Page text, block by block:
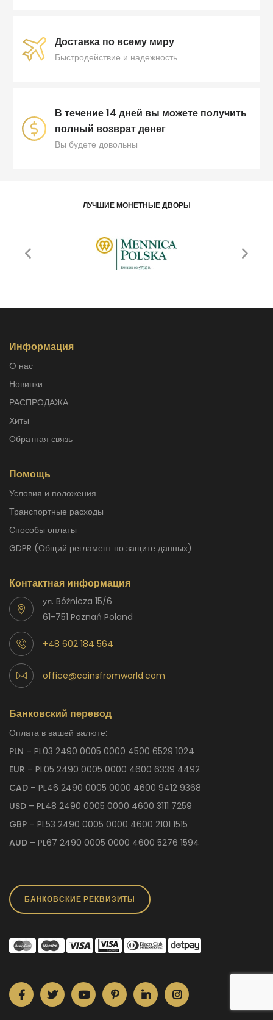
Доставка по всему миру
Быстродействие и надежность
В течение 14 дней вы можете получить
полный возврат денег
Вы будете довольны
ЛУЧШИЕ МОНЕТНЫЕ ДВОРЫ
Информация
O нас
Новинки
РАСПРОДАЖА
Хиты
Обратная связь
Помощь
Условия и положения
Транспортные расходы
способы оплаты
GDPR (Общий регламент по защите данных)
Контактная информация
ул. Bóżnicza 15/6
61-751 Poznań Poland
+48 602 184 564
office@coinsfromworld.com
Банковский перевод
Оплата в вашей валюте:
PLN – PL03 2490 0005 0000 4500 6529 1024
EUR – PL05 2490 0005 0000 4600 6339 4492
CAD – PL46 2490 0005 0000 4600 9412 9368
USD – PL48 2490 0005 0000 4600 3111 7259
GBP – PL53 2490 0005 0000 4600 2101 1515
AUD – PL67 2490 0005 0000 4600 5276 1594
БАНКОВСКИЕ РЕКВИЗИТЫ